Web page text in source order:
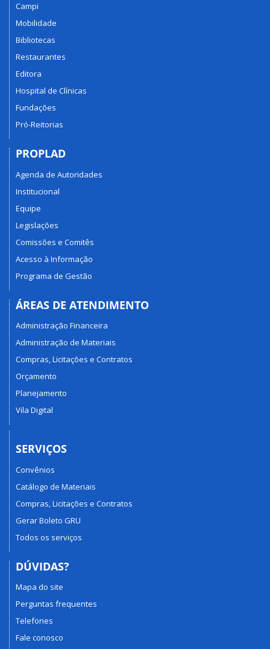
Campi
Mobilidade
Bibliotecas
Restaurantes
Editora
Hospital de Clínicas
Fundações
Pró-Reitorias
PROPLAD
Agenda de Autoridades
Institucional
Equipe
Legislações
Comissões e Comitês
Acesso à Informação
Programa de Gestão
ÁREAS DE ATENDIMENTO
Administração Financeira
Administração de Materiais
Compras, Licitações e Contratos
Orçamento
Planejamento
Vila Digital
SERVIÇOS
Convênios
Catálogo de Materiais
Compras, Licitações e Contratos
Gerar Boleto GRU
Todos os serviços
DÚVIDAS?
Mapa do site
Perguntas frequentes
Telefones
Fale conosco